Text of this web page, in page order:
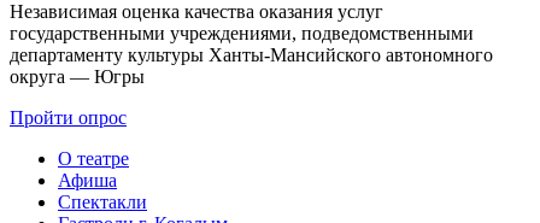
Независимая оценка качества оказания услуг
государственными учреждениями, подведомственными
департаменту культуры Ханты-Мансийского автономного
округа — Югры
Пройти опрос
О театре
Афиша
Спектакли